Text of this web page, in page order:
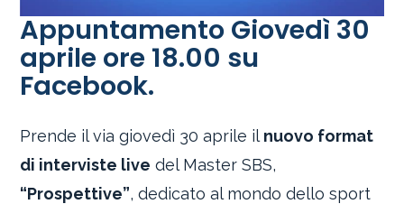
Appuntamento Giovedì 30
aprile ore 18.00 su
Facebook.
Prende il via giovedì 30 aprile il nuovo format
di interviste live del Master SBS,
“Prospettive”, dedicato al mondo dello sport